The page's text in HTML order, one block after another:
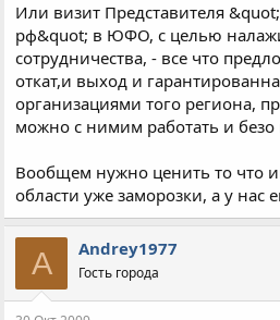
Или визит Представителя
рф&quot; в ЮФО, с целью
сотрудничества, - все что
откат,и выход и
организациями того региона,
можно с нимим работать и безо
Вообщем нужно ценить то что
области уже заморозки, а у нас
A Andrey1977
Гость города